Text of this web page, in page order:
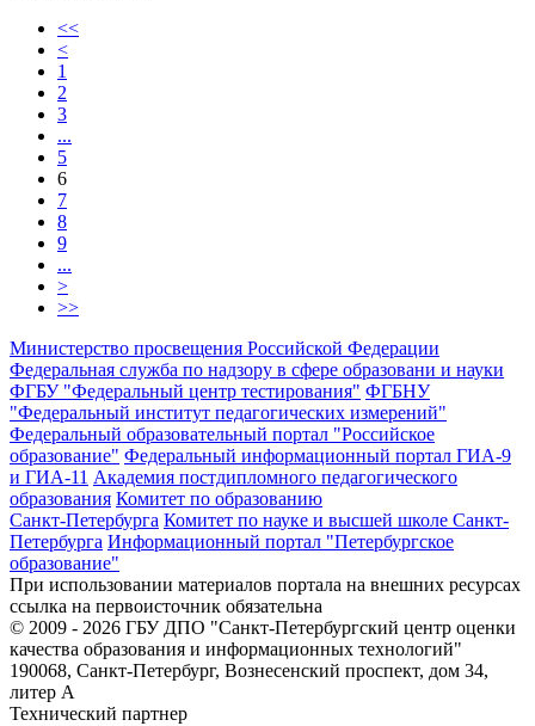
<<
<
1
2
3
...
5
6
7
8
9
...
>
>>
Министерство просвещения Российской Федерации
Федеральная служба по надзору в сфере образовани и науки
ФГБУ "Федеральный центр тестирования" ФГБНУ
"Федеральный институт педагогических измерений"
Федеральный образовательный портал "Российское
образование" Федеральный информационный портал ГИА-9
и ГИА-11 Академия постдипломного педагогического
образования Комитет по образованию
Санкт-Петербурга Комитет по науке и высшей школе Санкт-
Петербурга Информационный портал "Петербургское
образование"
При использовании материалов портала на внешних ресурсах
ссылка на первоисточник обязательна
© 2009 - 2026 ГБУ ДПО "Санкт-Петербургский центр оценки
качества образования и информационных технологий"
190068, Санкт-Петербург, Вознесенский проспект, дом 34,
литер А
Технический партнер